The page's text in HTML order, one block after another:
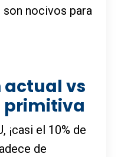
nocivos para
vs
primitiva
¡casi el 10% de
de